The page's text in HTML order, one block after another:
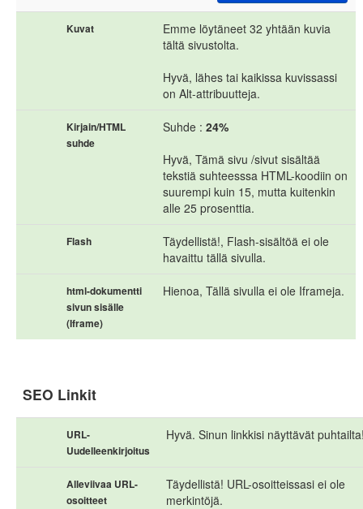
Kuvat
Emme löytäneet 32 yhtään kuvia
tältä sivustolta.
Hyvä, lähes tai kaikissa kuvissassi
on Alt-attribuutteja.
Kirjain/HTML
suhde
Suhde : 24%
Hyvä, Tämä sivu /sivut sisältää
tekstiä suhteesssa HTML-koodiin on
suurempi kuin 15, mutta kuitenkin
alle 25 prosenttia.
Flash
Täydellistä!, Flash-sisältöä ei ole
havaittu tällä sivulla.
html-dokumentti
sivun sisälle
(Iframe)
Hienoa, Tällä sivulla ei ole Iframeja.
SEO Linkit
URL-
Uudelleenkirjoitus
Hyvä. Sinun linkkisi näyttävät
Alleviivaa URL-
osoitteet
Täydellistä! URL-osoitteissasi ei ole
merkintöjä.